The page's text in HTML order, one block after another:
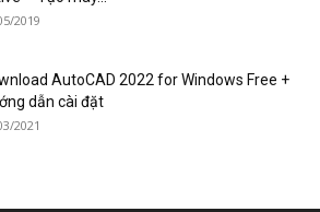
2019
AutoCAD 2022 for Windows Free +
dẫn cài đặt
2021